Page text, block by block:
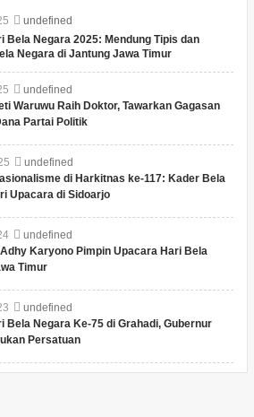
undefined
Bela Negara 2025: Mendung Tipis dan
Negara di Jantung Jawa Timur
undefined
Waruwu Raih Doktor, Tawarkan Gagasan
Partai Politik
undefined
di Harkitnas ke-117: Kader Bela
Upacara di Sidoarjo
undefined
Karyono Pimpin Upacara Hari Bela
Timur
undefined
Bela Negara Ke-75 di Grahadi, Gubernur
Persatuan